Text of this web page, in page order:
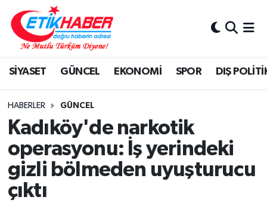
SİYASET GÜNCEL EKONOMİ SPOR DIŞ
HABERLER GÜNCEL
Kadıköy'de narkotik
operasyonu: İş yerindeki
gizli bölmeden uyuşturucu
çıktı
BİLİM-TEKNOLOJİ
DIŞ POLİTİKA
DÜNYA
EĞİTİM GENÇLİK
EKONOMİ
KÖŞE YAZILARI
Nöbetçi Eczaneler
Hava Durumu
İstanbul Namaz Vakitleri
Trafik Durumu
Süper Lig Puan Durumu ve Fikstür
Tüm Manşetler